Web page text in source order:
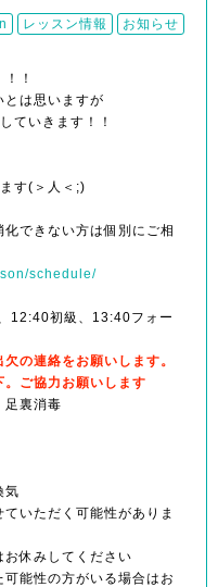
レッスン情報 お知らせ
！
とは思いますが
ていきます！！
す(＞人＜;)
できない方は個別にご相
schedule/
初級、13:40フォー
の連絡をお願いします。
ご協力お願いします
裏消毒
気
いただく可能性がありま
休みしてください
能性の方がいる場合はお